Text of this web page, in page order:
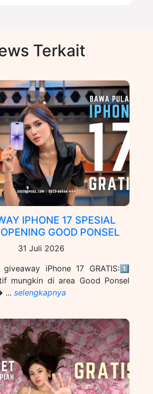
Terkait
IPHONE 17 SPESIAL
GOOD PONSEL
31 Juli 2026
iPhone 17 GRATIS:1️⃣
mungkin di area Good Ponsel
... selengkapnya